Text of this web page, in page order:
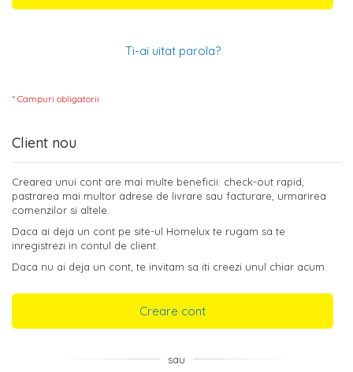
Ti-ai uitat parola?
Client nou
Crearea unui cont are mai multe beneficii: check-out rapid,
pastrarea mai multor adrese de livrare sau facturare, urmarirea
comenzilor si altele.
Daca ai deja un cont pe site-ul Homelux te rugam sa te
inregistrezi in contul de client.
Daca nu ai deja un cont, te invitam sa iti creezi unul chiar acum.
Creare cont
sau